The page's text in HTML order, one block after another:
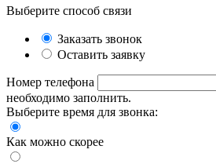
Выберите способ связи
Заказать звонок
Оставить заявку
Номер телефона
необходимо заполнить.
Выберите время для звонка:
Как можно скорее